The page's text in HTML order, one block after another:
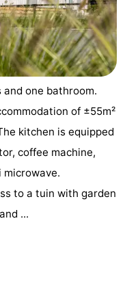
one bathroom.
of ±55m²
kitchen is equipped
coffee machine,
microwave.
to a tuin with garden
...